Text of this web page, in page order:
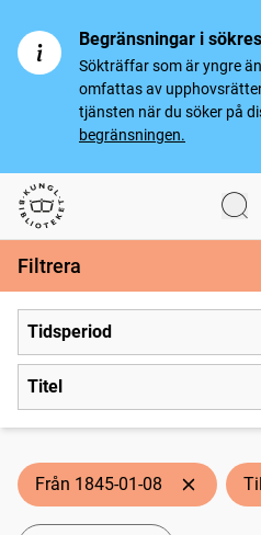
Begränsningar i
Sökträffar som är yngre
omfattas av
tjänsten när du söker på
begränsningen.
Svenska tidningar
Filtrera
Tidsperiod
Titel
Från 1845-01-08